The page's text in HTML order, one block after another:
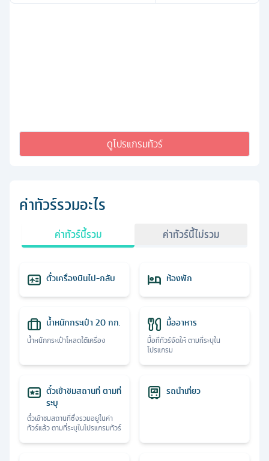
ดูโปรแกรมทัวร์
ค่าทัวร์รวมอะไร
ค่าทัวร์นี้รวม ค่าทัวร์นี้ไม่รวม
ตั๋วเครื่องบินไป-กลับ ห้องพัก
น้ำหนักกระเป๋า 20 กก.
น้ำหนักกระเป๋าโหลดใต้เครื่อง
มื้ออาหาร
มื้อที่ทัวร์จัดให้ ตามที่ระบุใน
โปรแกรม
ตั๋วเข้าชมสถานที่ ตามที่
ระบุ
ตั๋วเข้าชมสถานที่ซึ่งรวมอยู่ในค่า
ทัวร์แล้ว ตามที่ระบุในโปรแกรมทัวร์
รถนำเที่ยว